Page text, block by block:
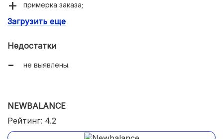
примерка заказа;
уникальный дизайн кроссовок.
Загрузить еще
Недостатки
не выявлены.
NEWBALANCE
Рейтинг: 4.2